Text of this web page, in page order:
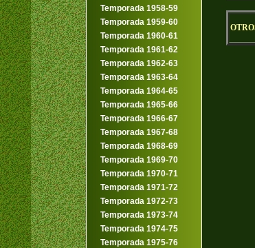
Temporada 1958-59
Temporada 1959-60
Temporada 1960-61
Temporada 1961-62
Temporada 1962-63
Temporada 1963-64
Temporada 1964-65
Temporada 1965-66
Temporada 1966-67
Temporada 1967-68
Temporada 1968-69
Temporada 1969-70
Temporada 1970-71
Temporada 1971-72
Temporada 1972-73
Temporada 1973-74
Temporada 1974-75
Temporada 1975-76